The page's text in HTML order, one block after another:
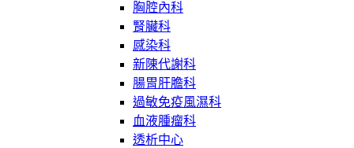
胸腔內科
腎臟科
感染科
新陳代謝科
腸胃肝膽科
過敏免疫風濕科
血液腫瘤科
透析中心